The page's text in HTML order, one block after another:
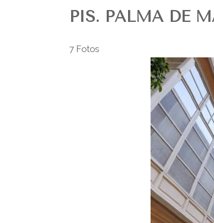
PIS. PALMA DE
7 Fotos